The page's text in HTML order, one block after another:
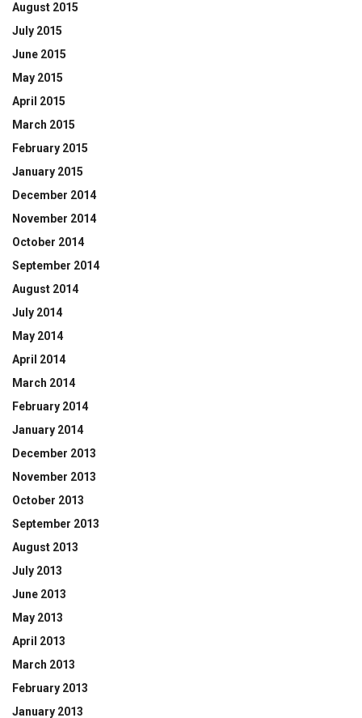
August 2015
July 2015
June 2015
May 2015
April 2015
March 2015
February 2015
January 2015
December 2014
November 2014
October 2014
September 2014
August 2014
July 2014
May 2014
April 2014
March 2014
February 2014
January 2014
December 2013
November 2013
October 2013
September 2013
August 2013
July 2013
June 2013
May 2013
April 2013
March 2013
February 2013
January 2013